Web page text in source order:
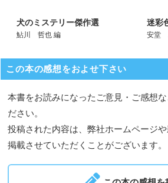
犬のミステリー傑作選
鮎川 哲也 編
迷彩
安堂
この本の感想をおよせ下さい
本書をお読みになったご意見・ご感想
ださい。
投稿された内容は、弊社ホームページ
掲載させていただくことがございます。